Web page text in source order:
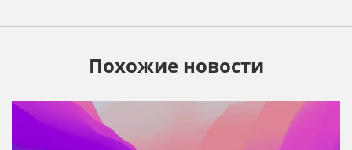
Похожие новости